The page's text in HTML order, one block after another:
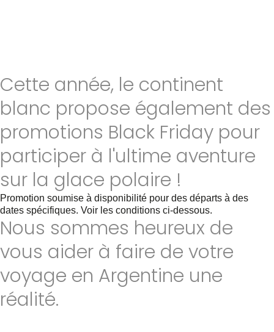
Cette année, le continent
blanc propose également des
promotions Black Friday pour
participer à l'ultime aventure
sur la glace polaire !
Promotion soumise à disponibilité pour des départs à des
dates spécifiques. Voir les conditions ci-dessous.
Nous sommes heureux de
vous aider à faire de votre
voyage en Argentine une
réalité.